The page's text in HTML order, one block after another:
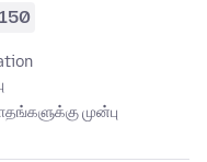
150
முன்பு